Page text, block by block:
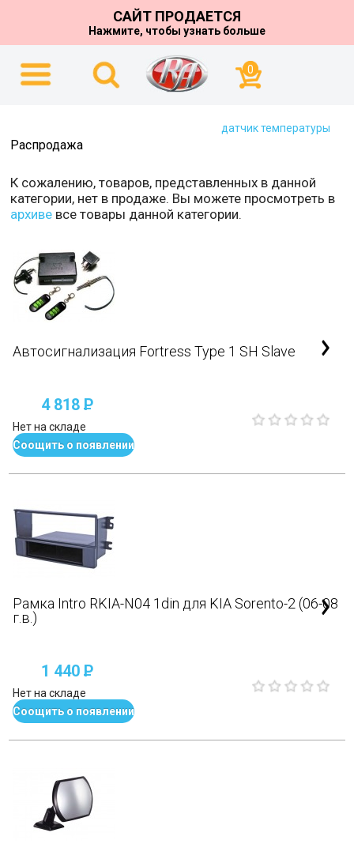
САЙТ ПРОДАЕТСЯ
Нажмите, чтобы узнать больше
0
Распродажа
К сожалению, товаров, представленных в данной
категории, нет в продаже. Вы можете просмотреть в
архиве все товары данной категории.
Автосигнализация Fortress Type 1 SH Slave
4 818P
Нет на складе
Соощить о появлении
Рамка Intro RKIA-N04 1din для KIA Sorento-2 (06-08
г.в.)
1 440P
Нет на складе
Соощить о появлении
датчик температуры